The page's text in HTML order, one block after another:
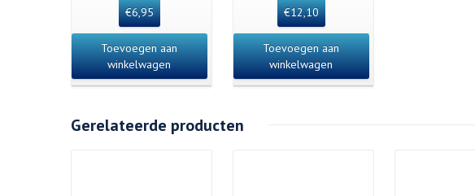
€6,95
Toevoegen aan
winkelwagen
€12,10
Toevoegen aan
winkelwagen
Gerelateerde producten